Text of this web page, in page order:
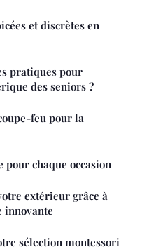
et discrètes en
pratiques pour
des seniors ?
feu pour la
chaque occasion
extérieur grâce à
innovante
sélection montessori